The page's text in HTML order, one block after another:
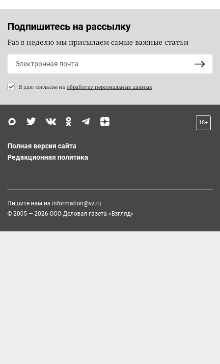
Подпишитесь на рассылку
Раз в неделю мы присылаем самые важные статьи
Я даю согласие на обработку персональных данных
18+
Полная версия сайта
Редакционная политика
Пишите нам на information@vz.ru
© 2005 — 2026 ООО Деловая газета «Взгляд»